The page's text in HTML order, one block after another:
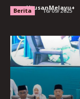
UtusanMelayu+
Berita 16/09/2025